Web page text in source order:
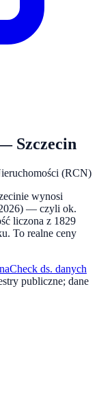
— Szczecin
(RCN)
wynosi
) — czyli ok.
liczona z 1829
To realne ceny
ds. danych
publiczne; dane